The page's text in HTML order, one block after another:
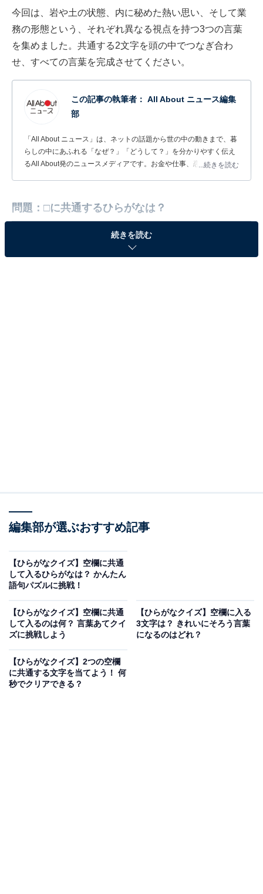
今回は、岩や土の状態、内に秘めた熱い思い、そして業
務の形態という、それぞれ異なる視点を持つ3つの言葉
を集めました。共通する2文字を頭の中でつなぎ合わ
せ、すべての言葉を完成させてください。
この記事の執筆者： All About ニュース編集
部
「All About ニュース」は、ネットの話題から世の中の動きまで、暮
らしの中にあふれる「なぜ？」「どうして？」を分かりやすく伝え
るAll About発のニュースメディアです。お金や仕事、恋愛、ITに関
...続きを読む
問題：□に共通するひらがなは？
た□□ごと
と足を使って行う勤務を思い浮かべてみてください。
次ページ 正解を見る
続きを読む
編集部が選ぶおすすめ記事
【ひらがなクイズ】空欄に共通
して入るひらがなは？ かんたん
語句パズルに挑戦！
【ひらがなクイズ】空欄に共通
して入るのは何？ 言葉あてクイ
ズに挑戦しよう
【ひらがなクイズ】空欄に入る
3文字は？ きれいにそろう言葉
になるのはどれ？
【ひらがなクイズ】2つの空欄
に共通する文字を当てよう！ 何
秒でクリアできる？